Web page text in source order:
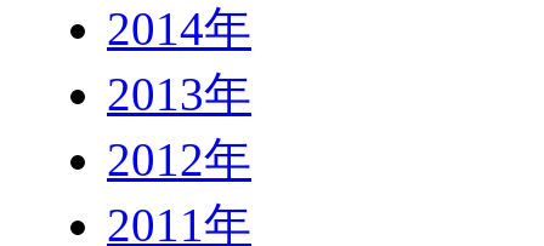
2014年
2013年
2012年
2011年